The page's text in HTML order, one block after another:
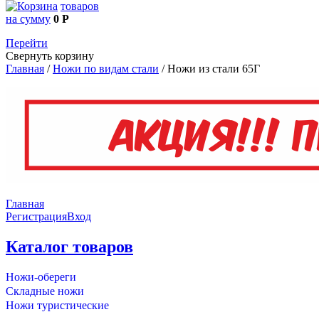
товаров
на сумму 0 Р
Перейти
Свернуть корзину
Главная /Ножи по видам стали /Ножи из стали 65Г
Главная
РегистрацияВход
Каталог товаров
Ножи-обереги
Складные ножи
Ножи туристические